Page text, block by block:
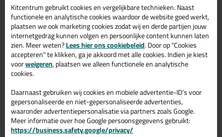
met extreem hoge kleefkracht kan -in tegenstelling tot
bestaande tapes- zonder primer worden toegepast.
De luchtdichttape is verkrijgbaar in vijf verschillende breedtes;
van 75 mm tot 250 mm. Dit zwaluw luchtdicht tape is een
uitstekende oplossing voor veeleisende toepassingen bij
energiezuinige bouw en renovatie.
Gerelateerde producten
Kitcentrum gebruikt cookies en vergelijkbare technieken. Naast
functionele en analytische cookies waardoor de website goed werkt,
plaatsen we ook marketing cookies zodat wij en derde partijen jouw
internetgedrag kunnen volgen en persoonlijke content kunnen laten
zien. Meer weten?Lees hier ons cookiebeleid. Door op "Cookies
accepteren" te klikken, ga je akkoord met alle cookies. Indien je kiest
voorweigeren, plaatsen we alleen functionele en analytische
cookies.
Daarnaast gebruiken wij cookies en mobiele advertentie-ID’s voor
gepersonaliseerde en niet-gepersonaliseerde advertenties,
waaronder advertentiepersonalisatie via partners zoals Google.
Meer informatie over hoe Google persoonsgegevens gebruikt:
https://business.safety.google/privacy/